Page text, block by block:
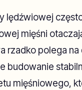
mięśni
rzadko polega
budowanie
mięśniowego,